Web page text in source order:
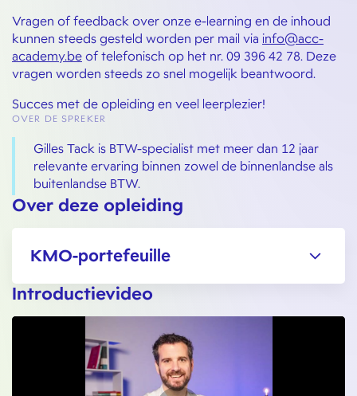
Vragen of feedback over onze e-learning en de inhoud
kunnen steeds gesteld worden per mail via info@acc-
academy.be of telefonisch op het nr. 09 396 42 78. Deze
vragen worden steeds zo snel mogelijk beantwoord.
Succes met de opleiding en veel leerplezier!
OVER DE SPREKER
Gilles Tack is BTW-specialist met meer dan 12 jaar
relevante ervaring binnen zowel de binnenlandse als
buitenlandse BTW.
Over deze opleiding
KMO-portefeuille
Introductievideo